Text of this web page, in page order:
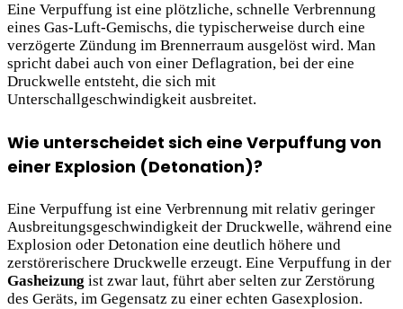
Eine Verpuffung ist eine plötzliche, schnelle Verbrennung
eines Gas-Luft-Gemischs, die typischerweise durch eine
verzögerte Zündung im Brennerraum ausgelöst wird. Man
spricht dabei auch von einer Deflagration, bei der eine
Druckwelle entsteht, die sich mit
Unterschallgeschwindigkeit ausbreitet.
Wie unterscheidet sich eine Verpuffung von
einer Explosion (Detonation)?
Eine Verpuffung ist eine Verbrennung mit relativ geringer
Ausbreitungsgeschwindigkeit der Druckwelle, während eine
Explosion oder Detonation eine deutlich höhere und
zerstörerischere Druckwelle erzeugt. Eine Verpuffung in der
Gasheizung ist zwar laut, führt aber selten zur Zerstörung
des Geräts, im Gegensatz zu einer echten Gasexplosion.